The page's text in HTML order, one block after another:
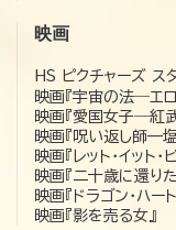
映画
HS ピクチャーズ ス
映画『宇宙の法―エ
映画『愛国女子―紅
映画『呪い返し師—
映画『レット・イット・
映画『二十歳に還りた
映画『ドラゴン・ハ
映画『影を売る女』